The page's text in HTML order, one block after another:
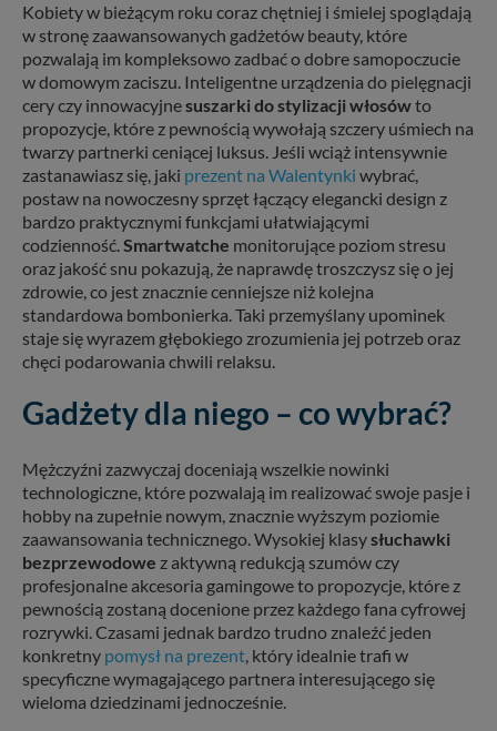
Kobiety w bieżącym roku coraz chętniej i śmielej spoglądają
w stronę zaawansowanych gadżetów beauty, które
pozwalają im kompleksowo zadbać o dobre samopoczucie
w domowym zaciszu. Inteligentne urządzenia do pielęgnacji
cery czy innowacyjnesuszarki do stylizacji włosówto
propozycje, które z pewnością wywołają szczery uśmiech na
twarzy partnerki ceniącej luksus. Jeśli wciąż intensywnie
zastanawiasz się, jaki prezent na Walentynki wybrać,
postaw na nowoczesny sprzęt łączący elegancki design z
bardzo praktycznymi funkcjami ułatwiającymi
codzienność.Smartwatche monitorujące poziom stresu
oraz jakość snu pokazują, że naprawdę troszczysz się o jej
zdrowie, co jest znacznie cenniejsze niż kolejna
standardowa bombonierka. Taki przemyślany upominek
staje się wyrazem głębokiego zrozumienia jej potrzeb oraz
chęci podarowania chwili relaksu.
Gadżety dla niego – co wybrać?
Mężczyźni zazwyczaj doceniają wszelkie nowinki
technologiczne, które pozwalają im realizować swoje pasje i
hobby na zupełnie nowym, znacznie wyższym poziomie
zaawansowania technicznego. Wysokiej klasysłuchawki
bezprzewodowe z aktywną redukcją szumów czy
profesjonalne akcesoria gamingowe to propozycje, które z
pewnością zostaną docenione przez każdego fana cyfrowej
rozrywki. Czasami jednak bardzo trudno znaleźć jeden
konkretny pomysł na prezent, który idealnie trafi w
specyficzne wymagającego partnera interesującego się
wieloma dziedzinami jednocześnie.